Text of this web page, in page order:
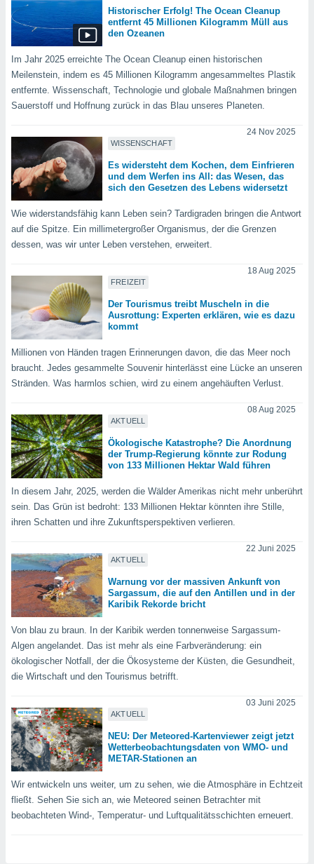
Profil zu
Ihnen
Inhalte
Weitere
. Sie
jederzeit
Sie
Rand
der
sind,
Sie
In
werden
dass wir
die für die
von
nicht
können
von
und
auf
Sie
klicken.
Historischer Erfolg! The Ocean Cleanup
entfernt 45 Millionen Kilogramm Müll aus
den Ozeanen
Im Jahr 2025 erreichte The Ocean Cleanup einen historischen
Meilenstein, indem es 45 Millionen Kilogramm angesammeltes Plastik
entfernte. Wissenschaft, Technologie und globale Maßnahmen bringen
Sauerstoff und Hoffnung zurück in das Blau unseres Planeten.
WISSENSCHAFT
24 Nov 2025
Es widersteht dem Kochen, dem Einfrieren
und dem Werfen ins All: das Wesen, das
sich den Gesetzen des Lebens widersetzt
Wie widerstandsfähig kann Leben sein? Tardigraden bringen die Antwort
auf die Spitze. Ein millimetergroßer Organismus, der die Grenzen
dessen, was wir unter Leben verstehen, erweitert.
FREIZEIT
18 Aug 2025
Der Tourismus treibt Muscheln in die
Ausrottung: Experten erklären, wie es dazu
kommt
Millionen von Händen tragen Erinnerungen davon, die das Meer noch
braucht. Jedes gesammelte Souvenir hinterlässt eine Lücke an unseren
Stränden. Was harmlos schien, wird zu einem angehäuften Verlust.
AKTUELL
08 Aug 2025
Ökologische Katastrophe? Die Anordnung
der Trump-Regierung könnte zur Rodung
von 133 Millionen Hektar Wald führen
In diesem Jahr, 2025, werden die Wälder Amerikas nicht mehr unberührt
sein. Das Grün ist bedroht: 133 Millionen Hektar könnten ihre Stille,
ihren Schatten und ihre Zukunftsperspektiven verlieren.
AKTUELL
22 Juni 2025
Warnung vor der massiven Ankunft von
Sargassum, die auf den Antillen und in der
Karibik Rekorde bricht
Von blau zu braun. In der Karibik werden tonnenweise Sargassum-
Algen angelandet. Das ist mehr als eine Farbveränderung: ein
ökologischer Notfall, der die Ökosysteme der Küsten, die Gesundheit,
die Wirtschaft und den Tourismus betrifft.
AKTUELL
03 Juni 2025
NEU: Der Meteored-Kartenviewer zeigt jetzt
Wetterbeobachtungsdaten von WMO- und
METAR-Stationen an
Wir entwickeln uns weiter, um zu sehen, wie die Atmosphäre in Echtzeit
fließt. Sehen Sie sich an, wie Meteored seinen Betrachter mit
beobachteten Wind-, Temperatur- und Luftqualitätsschichten erneuert.